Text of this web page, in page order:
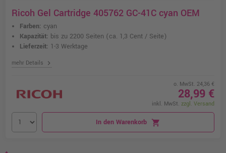
Ricoh Gel Cartridge 405762 GC-41C cyan OEM
Farben: cyan
Kapazität: bis zu 2200 Seiten (ca. 1,3 Cent / Seite)
Lieferzeit: 1-3 Werktage
mehr Details chevron_right
o. MwSt. 24,36 €
28,99 €
inkl. MwSt. zzgl. Versand
In den Warenkorb shopping_cart